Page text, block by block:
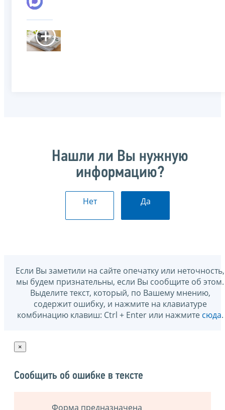
Нашли ли Вы нужную
информацию?
Нет Да
Если Вы заметили на сайте опечатку или неточность,
мы будем признательны, если Вы сообщите об этом.
Выделите текст, который, по Вашему мнению,
содержит ошибку, и нажмите на клавиатуре
комбинацию клавиш: Ctrl + Enter или нажмите сюда.
×
Сообщить об ошибке в тексте
Форма предназначена